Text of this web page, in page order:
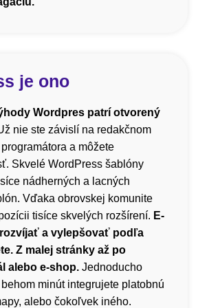
je ono
Wordpres patrí otvorený
nie ste závislí na redakčnom
a môžete
Skvelé WordPress šablóny
nádherných a lacných
Vďaka obrovskej komunite
tisíce skvelých rozšírení. E-
a vylepšovať podľa
Z malej stránky až po
alebo e-shop. Jednoducho
minút integrujete platobnú
alebo čokoľvek iného.